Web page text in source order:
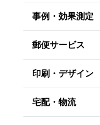
事例・効果測定
郵便サービス
印刷・デザイン
宅配・物流